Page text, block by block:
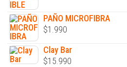
PAÑO MICROFIBRA
$1.990
Clay Bar
$15.990